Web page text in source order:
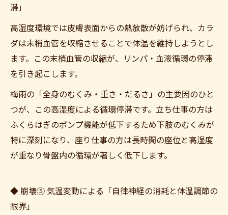
滞」
高湿度環境では皮膚表面からの熱放散が妨げられ、カラ
ダは末梢血管を収縮させることで体温を維持しようとし
ます。この末梢血管の収縮が、リンパ・血液循環の停滞
を引き起こします。
梅雨の「全身のむくみ・重さ・だるさ」の主要因のひと
つが、この高湿度による循環停滞です。立ち仕事の方は
ふくらはぎのポンプ機能が低下するため下肢のむくみが
特に深刻になり、座り仕事の方は長時間の座位と高湿度
が重なり骨盤内の循環が著しく低下します。
◆ 崩壊⑤ 気温変動による「自律神経の消耗と体温調節の
限界」
ご予約はこちら